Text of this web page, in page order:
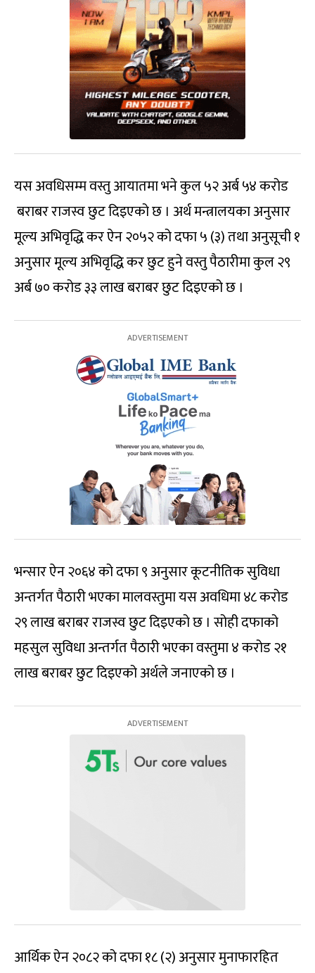
यस अवधिसम्म वस्तु आयातमा भने कुल ५२ अर्ब ५४ करोड
बराबर राजस्व छुट दिइएको छ । अर्थ मन्त्रालयका अनुसार
मूल्य अभिवृद्धि कर ऐन २०५२ को दफा ५ (३) तथा अनुसूची १
अनुसार मूल्य अभिवृद्धि कर छुट हुने वस्तु पैठारीमा कुल २९
अर्ब ७० करोड ३३ लाख बराबर छुट दिइएको छ ।
भन्सार ऐन २०६४ को दफा ९ अनुसार कूटनीतिक सुविधा
अन्तर्गत पैठारी भएका मालवस्तुमा यस अवधिमा ४८ करोड
२९ लाख बराबर राजस्व छुट दिइएको छ । सोही दफाको
महसुल सुविधा अन्तर्गत पैठारी भएका वस्तुमा ४ करोड २१
लाख बराबर छुट दिइएको अर्थले जनाएको छ ।
आर्थिक ऐन २०८२ को दफा १८ (२) अनुसार मुनाफारहित